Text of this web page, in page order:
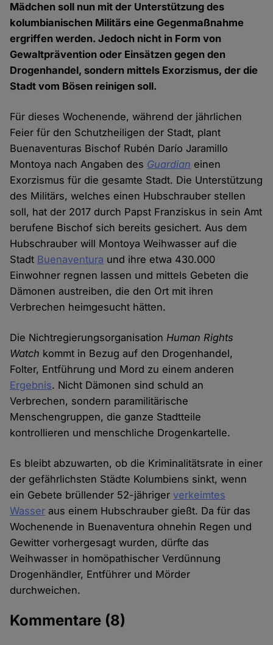
Mädchen soll nun mit der Unterstützung des
kolumbianischen Militärs eine Gegenmaßnahme
ergriffen werden. Jedoch nicht in Form von
Gewaltprävention oder Einsätzen gegen den
Drogenhandel, sondern mittels Exorzismus, der die
Stadt vom Bösen reinigen soll.
Für dieses Wochenende, während der jährlichen
Feier für den Schutzheiligen der Stadt, plant
Buenaventuras Bischof Rubén Darío Jaramillo
Montoya nach Angaben des Guardian einen
Exorzismus für die gesamte Stadt. Die Unterstützung
des Militärs, welches einen Hubschrauber stellen
soll, hat der 2017 durch Papst Franziskus in sein Amt
berufene Bischof sich bereits gesichert. Aus dem
Hubschrauber will Montoya Weihwasser auf die
Stadt Buenaventura und ihre etwa 430.000
Einwohner regnen lassen und mittels Gebeten die
Dämonen austreiben, die den Ort mit ihren
Verbrechen heimgesucht hätten.
Die NichtregierungsorganisationHuman Rights
Watch kommt in Bezug auf den Drogenhandel,
Folter, Entführung und Mord zu einem anderen
Ergebnis. Nicht Dämonen sind schuld an
Verbrechen, sondern paramilitärische
Menschengruppen, die ganze Stadtteile
kontrollieren und menschliche Drogenkartelle.
Es bleibt abzuwarten, ob die Kriminalitätsrate in einer
der gefährlichsten Städte Kolumbiens sinkt, wenn
ein Gebete brüllender 52-jährigerverkeimtes
Wasser aus einem Hubschrauber gießt. Da für das
Wochenende in Buenaventura ohnehin Regen und
Gewitter vorhergesagt wurden, dürfte das
Weihwasser in homöpathischer Verdünnung
Drogenhändler, Entführer und Mörder
durchweichen.
Kommentare (8)